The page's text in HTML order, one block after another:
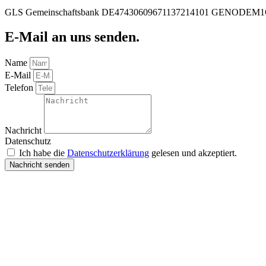
GLS Gemeinschaftsbank DE47430609671137214101
E-Mail an uns senden.
Name
E-Mail
Telefon
Nachricht
Datenschutz
Ich habe die Datenschutzerklärung gelesen und akzeptiert.
Nachricht senden